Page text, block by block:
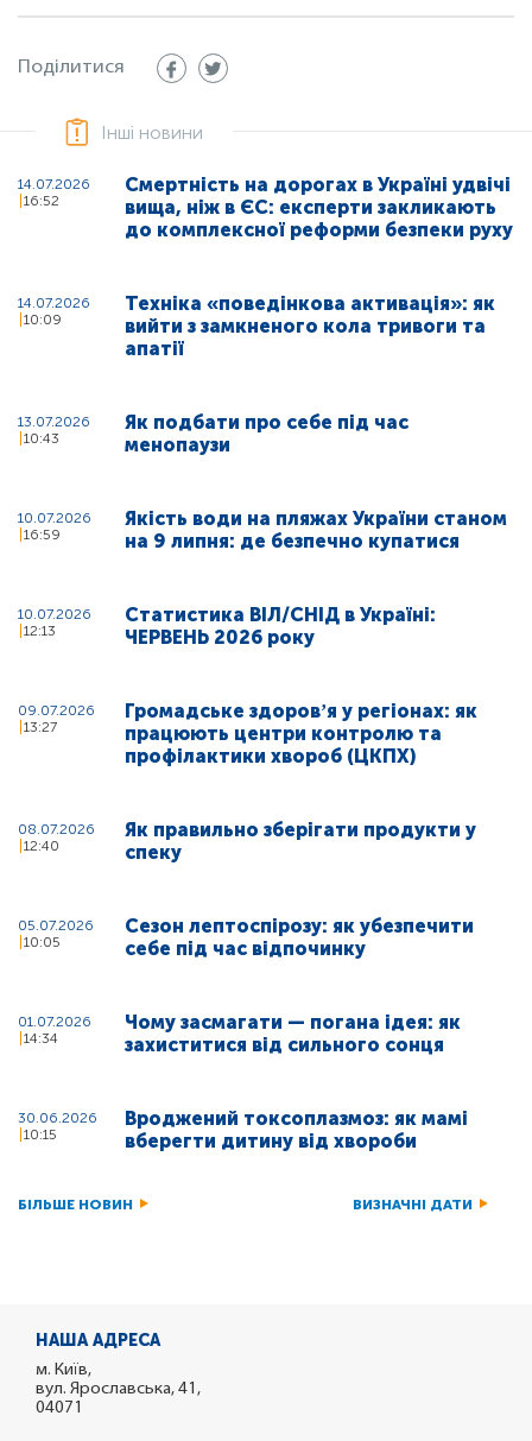
Поділитися
Інші новини
14.07.2026
16:52
Смертність на дорогах в Україні удвічі
вища, ніж в ЄС: експерти закликають
до комплексної реформи безпеки руху
14.07.2026
10:09
Техніка «поведінкова активація»: як
вийти з замкненого кола тривоги та
апатії
13.07.2026
10:43
Як подбати про себе під час
менопаузи
10.07.2026
16:59
Якість води на пляжах України станом
на 9 липня: де безпечно купатися
10.07.2026
12:13
Статистика ВІЛ/СНІД в Україні:
ЧЕРВЕНЬ 2026 року
09.07.2026
13:27
Громадське здоровʼя у регіонах: як
працюють центри контролю та
профілактики хвороб (ЦКПХ)
08.07.2026
12:40
Як правильно зберігати продукти у
спеку
05.07.2026
10:05
Сезон лептоспірозу: як убезпечити
себе під час відпочинку
01.07.2026
14:34
Чому засмагати — погана ідея: як
захиститися від сильного сонця
30.06.2026
10:15
Вроджений токсоплазмоз: як мамі
вберегти дитину від хвороби
БІЛЬШЕ НОВИН ВИЗНАЧНІ ДАТИ
НАША АДРЕСА
м. Київ,
вул. Ярославська, 41,
04071